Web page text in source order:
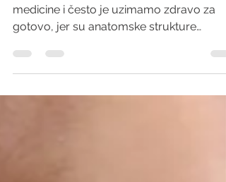
Anatomija je jedna od najstarijih grana
gotovo, jer su anatomske strukture
odavno definisane...